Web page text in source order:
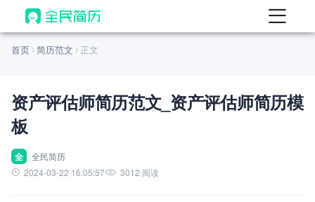
首页
AI 生成简历
AI 翻译简历
AI 诊断简历
首页 简历范文 正文
资产评估师简历范文_资产评估师简历模
板
全
全民简历
2024-03-22 16:05:57
3012 阅读